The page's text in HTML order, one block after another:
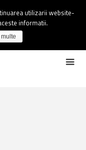
utilizarii website-
informatii.